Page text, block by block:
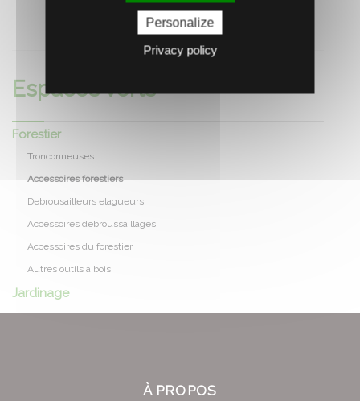
RECOMMANDEZ CE PRODUIT À UN AMI
Espaces verts
Forestier
Tronconneuses
Accessoires forestiers
Debrousailleurs elagueurs
Accessoires debroussaillages
Accessoires du forestier
Autres outils a bois
Jardinage
À PROPOS
Personalize
Privacy policy